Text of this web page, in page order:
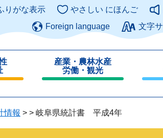
このページの本文
りがな表示 やさしい にほんご
Foreign language
文字
産業・農林水産
労働・観光
じ
る
じ
情報 > > 岐阜県統計書 平成4年